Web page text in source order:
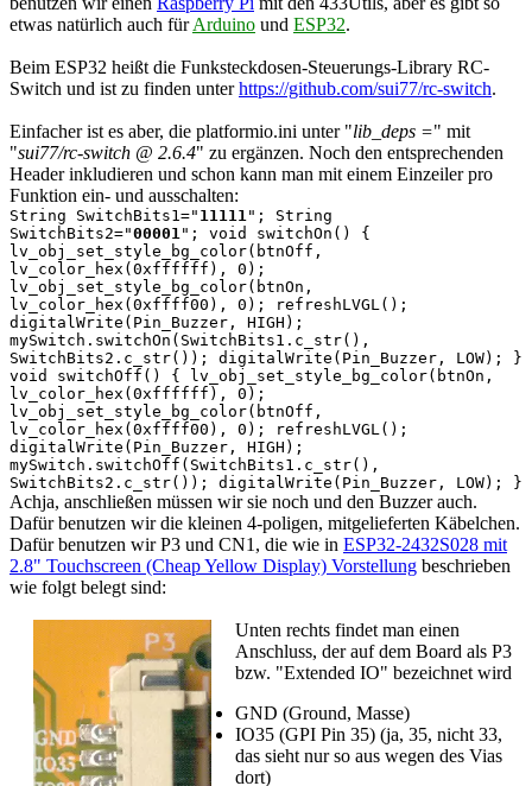
etwas natürlich auch fürArduino und ESP32.
Beim ESP32 heißt die Funksteckdosen-Steuerungs-Library RC-
Switch und ist zu finden unterhttps://github.com/sui77/rc-switch.
Einfacher ist es aber, die platformio.ini unter "lib_deps =" mit
"sui77/rc-switch @ 2.6.4" zu ergänzen. Noch den entsprechenden
Header inkludieren und schon kann man mit einem Einzeiler pro
Funktion ein- und ausschalten:
String SwitchBits1=" 11111 "; String
SwitchBits2="00001 "; void switchOn() {
lv_obj_set_style_bg_color(btnOff,
lv_color_hex(0xffffff), 0);
lv_obj_set_style_bg_color(btnOn,
lv_color_hex(0xffff00), 0); refreshLVGL();
digitalWrite(Pin_Buzzer, HIGH);
mySwitch.switchOn(SwitchBits1.c_str(),
SwitchBits2.c_str()); digitalWrite(Pin_Buzzer, LOW); }
void switchOff() { lv_obj_set_style_bg_color(btnOn,
lv_color_hex(0xffffff), 0);
lv_obj_set_style_bg_color(btnOff,
lv_color_hex(0xffff00), 0); refreshLVGL();
digitalWrite(Pin_Buzzer, HIGH);
mySwitch.switchOff(SwitchBits1.c_str(),
SwitchBits2.c_str()); digitalWrite(Pin_Buzzer, LOW); }
Achja, anschließen müssen wir sie noch und den Buzzer auch.
Dafür benutzen wir die kleinen 4-poligen, mitgelieferten Käbelchen.
Dafür benutzen wir P3 und CN1, die wie in ESP32-2432S028 mit
2.8" Touchscreen (Cheap Yellow Display) Vorstellung beschrieben
wie folgt belegt sind:
Unten rechts findet man einen
Anschluss, der auf dem Board als P3
bzw. "Extended IO" bezeichnet wird
GND (Ground, Masse)
IO35 (GPI Pin 35) (ja, 35, nicht 33,
das sieht nur so aus wegen des Vias
dort)